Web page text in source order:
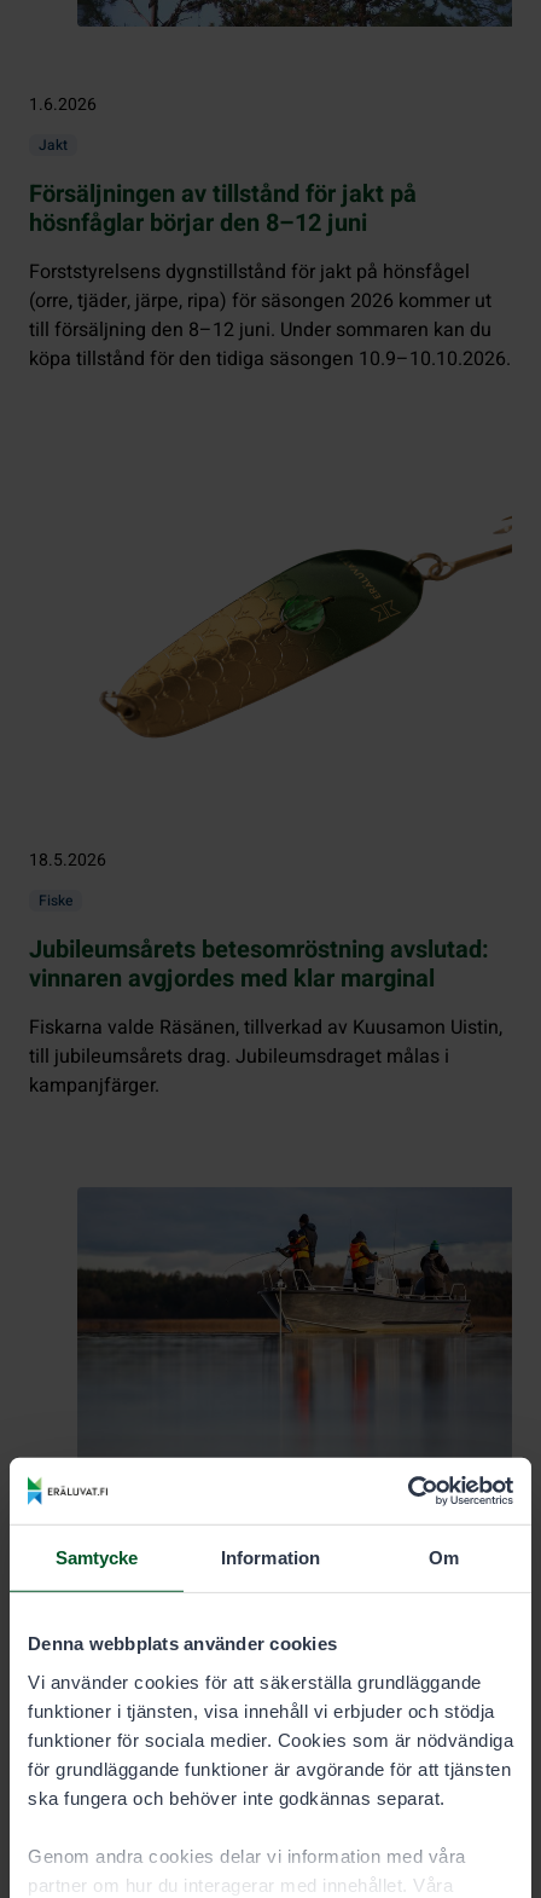
Samtycke Information Om
Denna webbplats använder cookies
Vi använder cookies för att säkerställa grundläggande
funktioner i tjänsten, visa innehåll vi erbjuder och stödja
funktioner för sociala medier. Cookies som är nödvändiga
för grundläggande funktioner är avgörande för att tjänsten
ska fungera och behöver inte godkännas separat.
Genom andra cookies delar vi information med våra
partner om hur du interagerar med innehållet. Våra
1.6.2026
Jakt
Försäljningen av tillstånd för jakt på
hösnfåglar börjar den 8–12 juni
Forststyrelsens dygnstillstånd för jakt på hönsfågel
(orre, tjäder, järpe, ripa) för säsongen 2026 kommer ut
till försäljning den 8–12 juni. Under sommaren kan du
köpa tillstånd för den tidiga säsongen 10.9–10.10.2026.
18.5.2026
Fiske
Jubileumsårets betesomröstning avslutad:
vinnaren avgjordes med klar marginal
Fiskarna valde Räsänen, tillverkad av Kuusamon Uistin,
till jubileumsårets drag. Jubileumsdraget målas i
kampanjfärger.
11.5.2026
Fisketillståndsområdena förnyades: ta del
av förändringarna!
Vid årsskiftet delades fem stora spöfiskeområden upp i
52 nya tillståndsområden. Dessutom omgränsades
tillståndsområdena för fiske med övriga redskap.